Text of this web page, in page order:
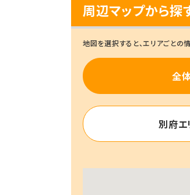
周辺マップから探
地図を選択すると、エリアごとの
全
別府エ